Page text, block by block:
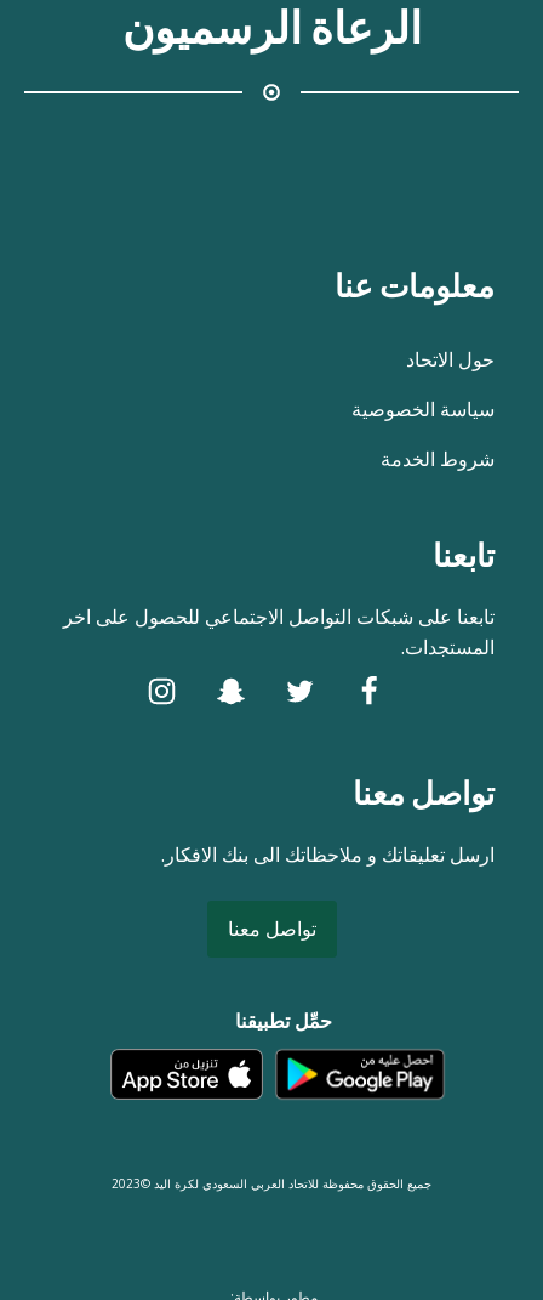
الرعاة الرسميون
معلومات عنا
حول الاتحاد
سياسة الخصوصية
شروط الخدمة
تابعنا
تابعنا على شبكات التواصل الاجتماعي للحصول على اخر
المستجدات.
تواصل معنا
ارسل تعليقاتك و ملاحظاتك الى بنك الافكار.
تواصل معنا
حمِّل تطبيقنا
جميع الحقوق محفوظة للاتحاد العربي السعودي لكرة اليد ©2023